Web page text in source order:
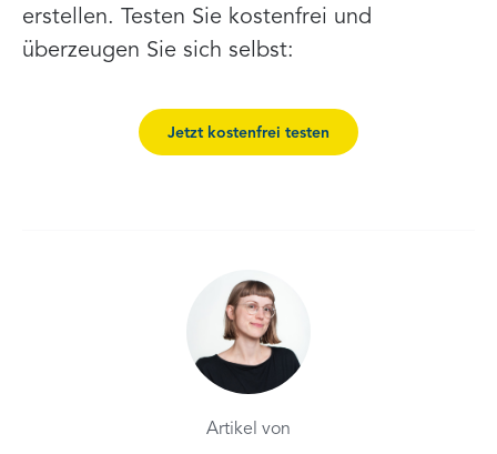
erstellen. Testen Sie kostenfrei und
überzeugen Sie sich selbst:
Jetzt kostenfrei testen
Artikel von